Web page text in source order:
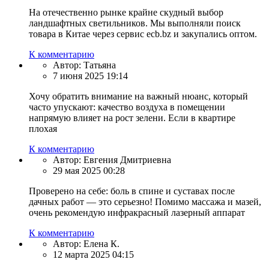
На отечественно рынке крайне скудный выбор
ландшафтных светильников. Мы выполняли поиск
товара в Китае через сервис ecb.bz и закупались оптом.
К комментарию
Автор: Татьяна
7 июня 2025 19:14
Хочу обратить внимание на важный нюанс, который
часто упускают: качество воздуха в помещении
напрямую влияет на рост зелени. Если в квартире
плохая
К комментарию
Автор: Евгения Дмитриевна
29 мая 2025 00:28
Проверено на себе: боль в спине и суставах после
дачных работ — это серьезно! Помимо массажа и мазей,
очень рекомендую инфракрасный лазерный аппарат
К комментарию
Автор: Елена К.
12 марта 2025 04:15